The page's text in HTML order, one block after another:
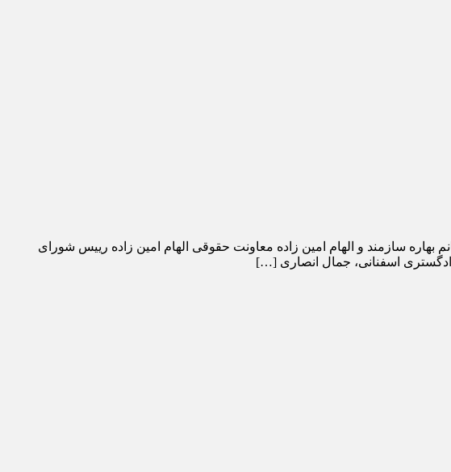
بهاره سازمند و الهام امین زاده معاونت حقوقی الهام امین زاده رییس شورای
اسفنانی، جمال انصاری […]